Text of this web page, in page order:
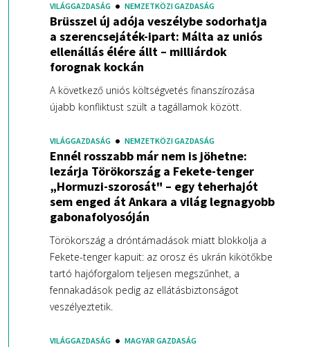
VILÁGGAZDASÁG NEMZETKÖZI GAZDASÁG
Brüsszel új adója veszélybe sodorhatja
a szerencsejáték-ipart: Málta az uniós
ellenállás élére állt – milliárdok
forognak kockán
A következő uniós költségvetés finanszírozása
újabb konfliktust szült a tagállamok között.
VILÁGGAZDASÁG NEMZETKÖZI GAZDASÁG
Ennél rosszabb már nem is jöhetne:
lezárja Törökország a Fekete-tenger
„Hormuzi-szorosát" – egy teherhajót
sem enged át Ankara a világ legnagyobb
gabonafolyosóján
Törökország a dróntámadások miatt blokkolja a
Fekete-tenger kapuit: az orosz és ukrán kikötőkbe
tartó hajóforgalom teljesen megszűnhet, a
fennakadások pedig az ellátásbiztonságot
veszélyeztetik.
VILÁGGAZDASÁG MAGYAR GAZDASÁG